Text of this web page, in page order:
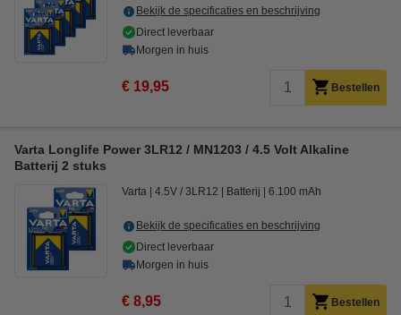
Bekijk de specificaties en beschrijving
Direct leverbaar
Morgen in huis
€ 19,95 Bestellen
Varta Longlife Power 3LR12 / MN1203 / 4.5 Volt Alkaline
Batterij 2 stuks
Varta 4.5V / 3LR12 Batterij 6.100 mAh
Bekijk de specificaties en beschrijving
Direct leverbaar
Morgen in huis
€ 8,95 Bestellen